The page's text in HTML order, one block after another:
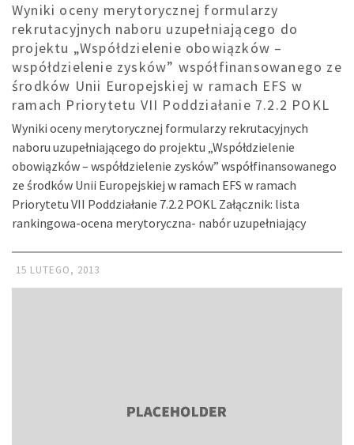
Wyniki oceny merytorycznej formularzy
rekrutacyjnych naboru uzupełniającego do
projektu „Współdzielenie obowiązków –
współdzielenie zysków” współfinansowanego ze
środków Unii Europejskiej w ramach EFS w
ramach Priorytetu VII Poddziałanie 7.2.2 POKL
Wyniki oceny merytorycznej formularzy rekrutacyjnych
naboru uzupełniającego do projektu „Współdzielenie
obowiązków – współdzielenie zysków” współfinansowanego
ze środków Unii Europejskiej w ramach EFS w ramach
Priorytetu VII Poddziałanie 7.2.2 POKL Załącznik: lista
rankingowa-ocena merytoryczna- nabór uzupełniający
15 LUTEGO, 2013